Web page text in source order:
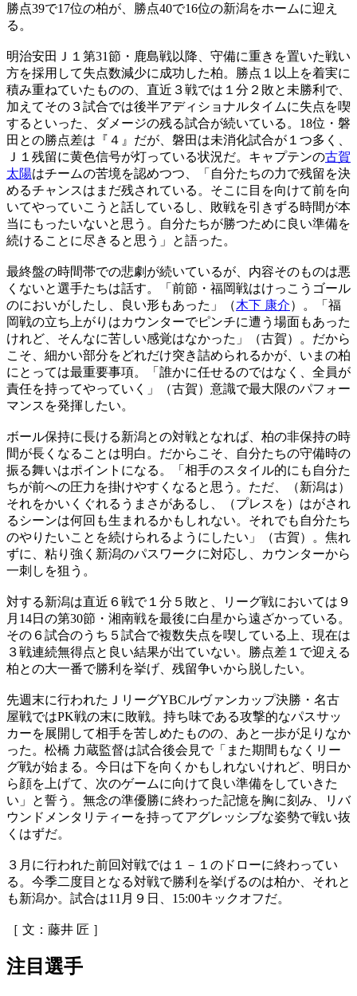
勝点39で17位の柏が、勝点40で16位の新潟をホームに迎え
る。
明治安田Ｊ１第31節・鹿島戦以降、守備に重きを置いた戦い
方を採用して失点数減少に成功した柏。勝点１以上を着実に
積み重ねていたものの、直近３戦では１分２敗と未勝利で、
加えてその３試合では後半アディショナルタイムに失点を喫
するといった、ダメージの残る試合が続いている。18位・磐
田との勝点差は『４』だが、磐田は未消化試合が１つ多く、
Ｊ１残留に黄色信号が灯っている状況だ。キャプテンの古賀
太陽はチームの苦境を認めつつ、「自分たちの力で残留を決
めるチャンスはまだ残されている。そこに目を向けて前を向
いてやっていこうと話しているし、敗戦を引きずる時間が本
当にもったいないと思う。自分たちが勝つために良い準備を
続けることに尽きると思う」と語った。
最終盤の時間帯での悲劇が続いているが、内容そのものは悪
くないと選手たちは話す。「前節・福岡戦はけっこうゴール
のにおいがしたし、良い形もあった」（木下 康介）。「福
岡戦の立ち上がりはカウンターでピンチに遭う場面もあった
けれど、そんなに苦しい感覚はなかった」（古賀）。だから
こそ、細かい部分をどれだけ突き詰められるかが、いまの柏
にとっては最重要事項。「誰かに任せるのではなく、全員が
責任を持ってやっていく」（古賀）意識で最大限のパフォー
マンスを発揮したい。
ボール保持に長ける新潟との対戦となれば、柏の非保持の時
間が長くなることは明白。だからこそ、自分たちの守備時の
振る舞いはポイントになる。「相手のスタイル的にも自分た
ちが前への圧力を掛けやすくなると思う。ただ、（新潟は）
それをかいくぐれるうまさがあるし、（プレスを）はがされ
るシーンは何回も生まれるかもしれない。それでも自分たち
のやりたいことを続けられるようにしたい」（古賀）。焦れ
ずに、粘り強く新潟のパスワークに対応し、カウンターから
一刺しを狙う。
対する新潟は直近６戦で１分５敗と、リーグ戦においては９
月14日の第30節・湘南戦を最後に白星から遠ざかっている。
その６試合のうち５試合で複数失点を喫している上、現在は
３戦連続無得点と良い結果が出ていない。勝点差１で迎える
柏との大一番で勝利を挙げ、残留争いから脱したい。
先週末に行われたＪリーグYBCルヴァンカップ決勝・名古
屋戦ではPK戦の末に敗戦。持ち味である攻撃的なパスサッ
カーを展開して相手を苦しめたものの、あと一歩が足りなか
った。松橋 力蔵監督は試合後会見で「また期間もなくリー
グ戦が始まる。今日は下を向くかもしれないけれど、明日か
ら顔を上げて、次のゲームに向けて良い準備をしていきた
い」と誓う。無念の準優勝に終わった記憶を胸に刻み、リバ
ウンドメンタリティーを持ってアグレッシブな姿勢で戦い抜
くはずだ。
３月に行われた前回対戦では１－１のドローに終わってい
る。今季二度目となる対戦で勝利を挙げるのは柏か、それと
も新潟か。試合は11月９日、15:00キックオフだ。
［ 文：藤井 匠 ］
注目選手